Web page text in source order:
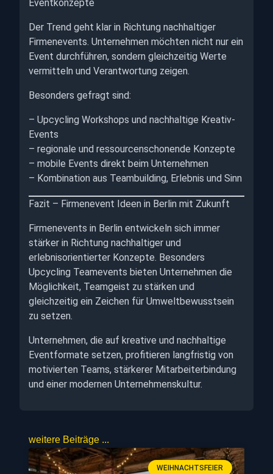
Eventkonzepte
Der Trend geht klar in Richtung nachhaltiger
Firmenevents. Unternehmen möchten nicht nur ein
Event durchführen, sondern gleichzeitig Werte
vermitteln und Verantwortung zeigen.
Besonders gefragt sind:
– Upcycling Workshops und nachhaltige Kreativ-
Events
– regionale und ressourcenschonende Konzepte
– mobile Events direkt beim Unternehmen
– Kombination aus Teambuilding, Erlebnis und Sinn
Fazit – Firmenevent Ideen in Berlin mit Zukunft
Firmenevents in Berlin entwickeln sich immer
stärker in Richtung nachhaltiger und
erlebnisorientierter Konzepte. Besonders
Upcycling Teamevents bieten Unternehmen die
Möglichkeit, Teamgeist zu stärken und
gleichzeitig ein Zeichen für Umweltbewusstsein
zu setzen.
Unternehmen, die auf kreative und nachhaltige
Eventformate setzen, profitieren langfristig von
motivierten Teams, stärkerer Mitarbeiterbindung
und einer modernen Unternehmenskultur.
weitere Beiträge ...
WEIHNACHTSFEIER